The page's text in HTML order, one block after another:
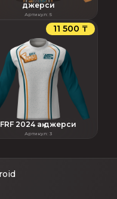
джерси
Артикул: 5
11 500 ₸
FRF 2024 ақ джерси
Артикул: 3